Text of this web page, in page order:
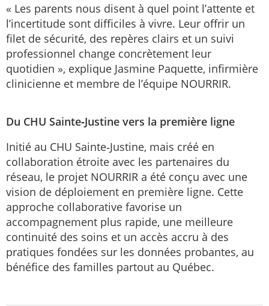
« Les parents nous disent à quel point l’attente et
l’incertitude sont difficiles à vivre. Leur offrir un
filet de sécurité, des repères clairs et un suivi
professionnel change concrètement leur
quotidien », explique Jasmine Paquette, infirmière
clinicienne et membre de l’équipe NOURRIR.
Du CHU Sainte‑Justine vers la première ligne
Initié au CHU Sainte‑Justine, mais créé en
collaboration étroite avec les partenaires du
réseau, le projet NOURRIR a été conçu avec une
vision de déploiement en première ligne. Cette
approche collaborative favorise un
accompagnement plus rapide, une meilleure
continuité des soins et un accès accru à des
pratiques fondées sur les données probantes, au
bénéfice des familles partout au Québec.